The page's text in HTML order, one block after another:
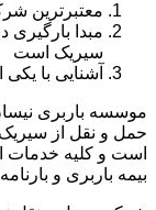
معتبرترین
مبدا بارگیری
سیریک است
آشنایی با
موسسه باربری
حمل و نقل از سیریک
است و کلیه
بیمه باربری و